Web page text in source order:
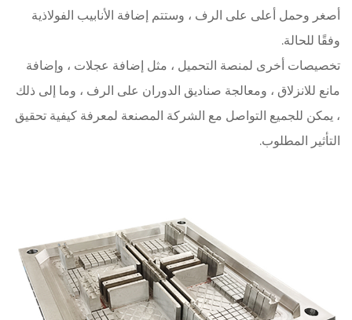
أصغر وحمل أعلى على الرف ، وستتم إضافة الأنابيب الفولاذية
وفقًا للحالة.
تخصيصات أخرى لمنصة التحميل ، مثل إضافة عجلات ، وإضافة
مانع للانزلاق ، ومعالجة صناديق الدوران على الرف ، وما إلى ذلك
، يمكن للجميع التواصل مع الشركة المصنعة لمعرفة كيفية تحقيق
التأثير المطلوب.